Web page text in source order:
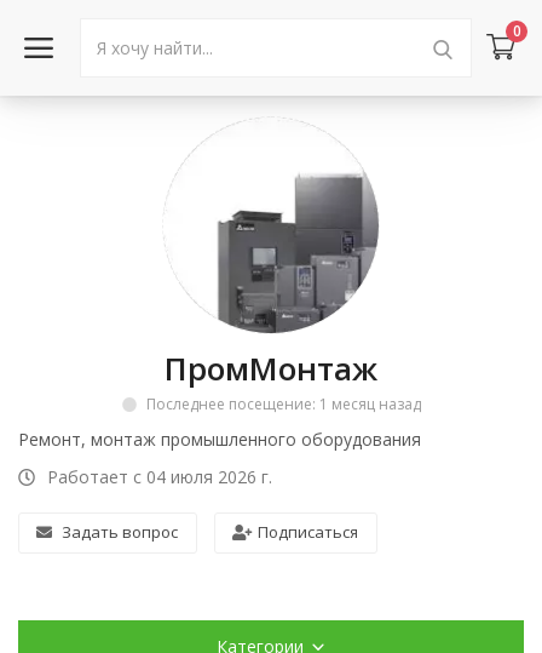
0
Объявления
Контакты
Город: Колумбус
ПромМонтаж
Последнее посещение: 1 месяц назад
Ремонт, монтаж промышленного оборудования
Работает с 04 июля 2026 г.
Задать вопрос Подписаться
Категории